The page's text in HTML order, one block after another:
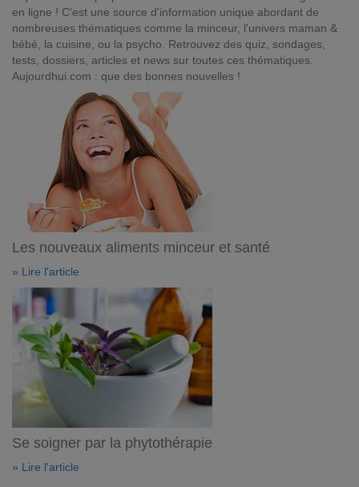
en ligne ! C'est une source d'information unique abordant de
nombreuses thématiques comme la minceur, l'univers maman &
bébé, la cuisine, ou la psycho. Retrouvez des quiz, sondages,
tests, dossiers, articles et news sur toutes ces thématiques.
Aujourdhui.com : que des bonnes nouvelles !
Les nouveaux aliments minceur et santé
» Lire l'article
Se soigner par la phytothérapie
» Lire l'article